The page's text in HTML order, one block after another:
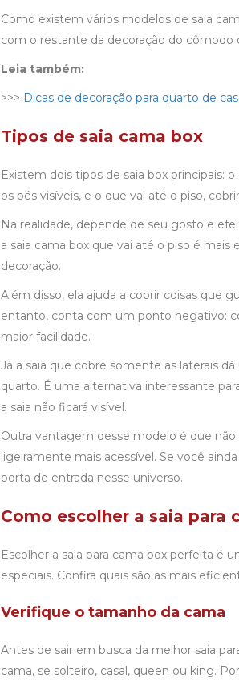
Como existem vários modelos de saia
com o restante da decoração do
Leia também:
>>> Dicas de decoração para quarto de
Tipos de saia cama box
Existem dois tipos de saia box principais:
os pés visíveis, e o que vai até o piso,
Na realidade, depende de seu gosto e
a saia cama box que vai até o piso é
decoração.
Além disso, ela ajuda a cobrir coisas que
entanto, conta com um ponto negativo:
maior facilidade.
Já a saia que cobre somente as laterais
quarto. É uma alternativa interessante
a saia não ficará visível.
Outra vantagem desse modelo é que
ligeiramente mais acessível. Se você
porta de entrada nesse universo.
Como escolher a saia para
Escolher a saia para cama box perfeita é
especiais. Confira quais são as mais
Verifique o tamanho da cama
Antes de sair em busca da melhor saia
cama, se solteiro, casal, queen ou king.